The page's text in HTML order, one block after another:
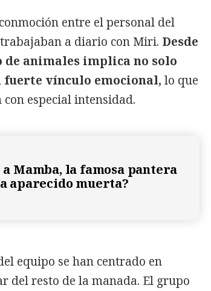
entre el personal del
a diario con Miri. Desde
de animales implica no solo
vínculo emocional, lo que
especial intensidad.
a Mamba, la famosa pantera
aparecido muerta?
equipo se han centrado en
del resto de la manada. El grupo